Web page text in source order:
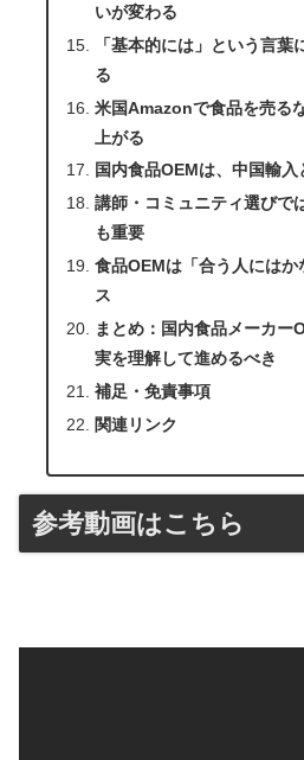
いが変わる
「基本的には」という言葉
る
米国Amazonで食品を売る
上がる
国内食品OEMは、中国輸
講師・コミュニティ選びで
も重要
食品OEMは「合う人には
ス
まとめ：国内食品メーカー
実を理解して進めるべき
補足・免責事項
関連リンク
参考動画はこちら